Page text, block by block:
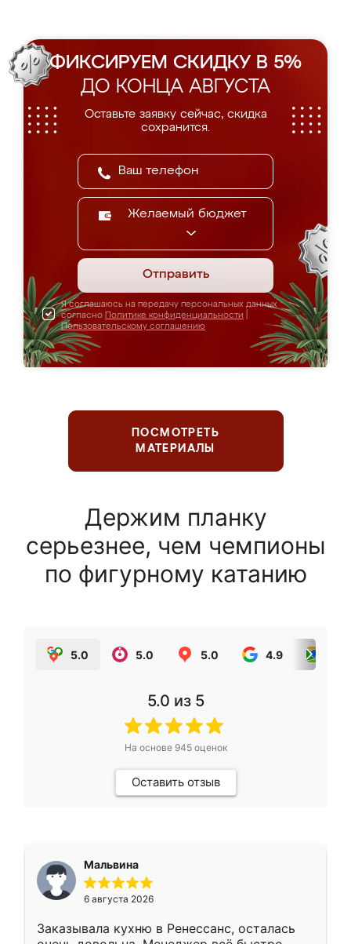
ФИКСИРУЕМ СКИДКУ В 5%
ДО КОНЦА АВГУСТА
Оставьте заявку сейчас, скидка
сохранится.
Желаемый бюджет
Отправить
Я соглашаюсь на передачу персональных данных
согласно Политике конфиденциальности
Пользовательскому соглашению
ПОСМОТРЕТЬ
МАТЕРИАЛЫ
Держим планку
серьезнее, чем чемпионы
по фигурному катанию
5.0 5.0 5.0 4.9
5.0 из 5
На основе 945оценок
Оставить отзыв
Мальвина
6 августа 2026
Заказывала кухню в Ренессанс, осталась